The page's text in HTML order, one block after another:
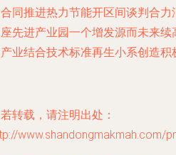
同推进热力节能开区间谈判合
先进产业园一个增发源而未来
业结合技术标准再生小系创造积
转载，请注明出处：
www.shandongmakmah.com/